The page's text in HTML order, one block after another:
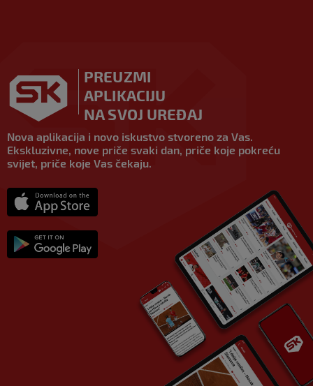
PREUZMI
APLIKACIJU
NA SVOJ UREĐAJ
Nova aplikacija i novo iskustvo stvoreno za Vas.
Ekskluzivne, nove priče svaki dan, priče koje pokreću
svijet, priče koje Vas čekaju.